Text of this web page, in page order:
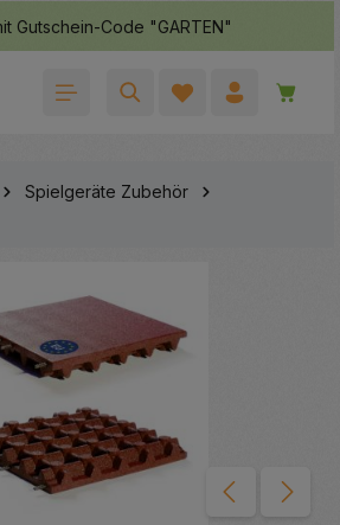
Gutschein-Code "GARTEN"
Spielgeräte Zubehör